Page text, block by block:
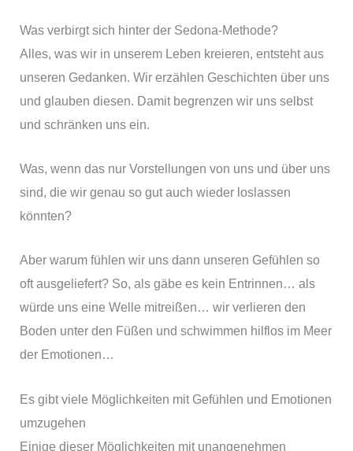
Was verbirgt sich hinter der Sedona-Methode?
Alles, was wir in unserem Leben kreieren, entsteht aus
unseren Gedanken. Wir erzählen Geschichten über uns
und glauben diesen. Damit begrenzen wir uns selbst
und schränken uns ein.
Was, wenn das nur Vorstellungen von uns und über uns
sind, die wir genau so gut auch wieder loslassen
könnten?
Aber warum fühlen wir uns dann unseren Gefühlen so
oft ausgeliefert? So, als gäbe es kein Entrinnen… als
würde uns eine Welle mitreißen… wir verlieren den
Boden unter den Füßen und schwimmen hilflos im Meer
der Emotionen…
Es gibt viele Möglichkeiten mit Gefühlen und Emotionen
umzugehen
Einige dieser Möglichkeiten mit unangenehmen